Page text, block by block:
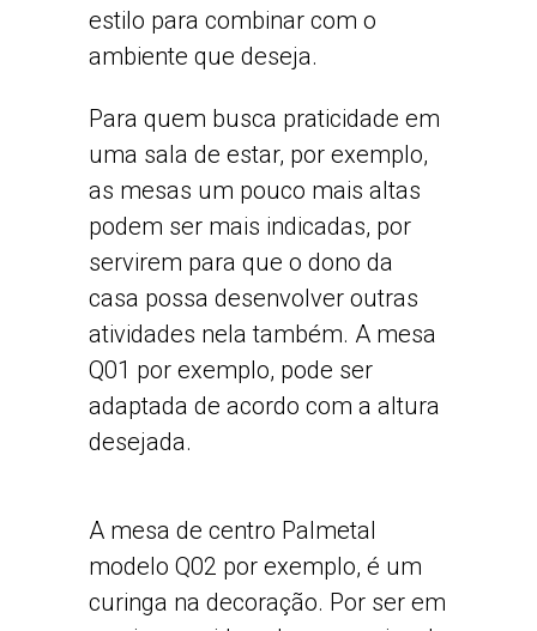
estilo para combinar com o
ambiente que deseja.
Para quem busca praticidade em
uma sala de estar, por exemplo,
as mesas um pouco mais altas
podem ser mais indicadas, por
servirem para que o dono da
casa possa desenvolver outras
atividades nela também. A mesa
Q01 por exemplo, pode ser
adaptada de acordo com a altura
desejada.
A mesa de centro Palmetal
modelo Q02 por exemplo, é um
curinga na decoração. Por ser em